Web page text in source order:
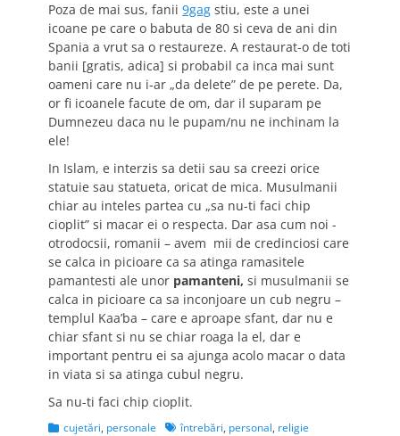
Poza de mai sus, fanii 9gag stiu, este a unei
icoane pe care o babuta de 80 si ceva de ani din
Spania a vrut sa o restaureze. A restaurat-o de toti
banii [gratis, adica] si probabil ca inca mai sunt
oameni care nu i-ar „da delete” de pe perete. Da,
or fi icoanele facute de om, dar il suparam pe
Dumnezeu daca nu le pupam/nu ne inchinam la
ele!
In Islam, e interzis sa detii sau sa creezi orice
statuie sau statueta, oricat de mica. Musulmanii
chiar au inteles partea cu „sa nu-ti faci chip
cioplit” si macar ei o respecta. Dar asa cum noi -
otrodocsii, romanii – avem mii de credinciosi care
se calca in picioare ca sa atinga ramasitele
pamantesti ale unor pamanteni, si musulmanii se
calca in picioare ca sa inconjoare un cub negru –
templul Kaa’ba – care e aproape sfant, dar nu e
chiar sfant si nu se chiar roaga la el, dar e
important pentru ei sa ajunga acolo macar o data
in viata si sa atinga cubul negru.
Sa nu-ti faci chip cioplit.
Categories
cujetări, personale Tagsîntrebări, personal, religie